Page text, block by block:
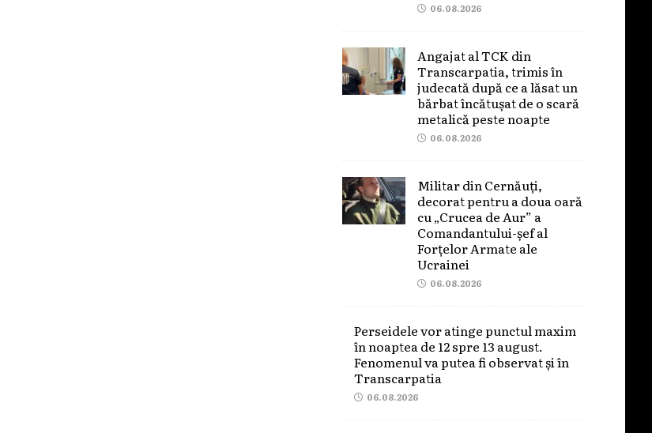
06.08.2026
Angajat al TCK din
Transcarpatia, trimis în
judecată după ce a lăsat un
bărbat încătușat de o scară
metalică peste noapte
06.08.2026
Militar din Cernăuți,
decorat pentru a doua oară
cu „Crucea de Aur” a
Comandantului-șef al
Forțelor Armate ale
Ucrainei
06.08.2026
Perseidele vor atinge punctul maxim
în noaptea de 12 spre 13 august.
Fenomenul va putea fi observat și în
Transcarpatia
06.08.2026